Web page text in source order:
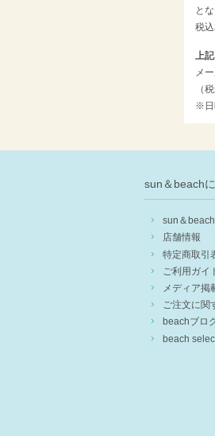
と
税
上
メ
（
※日
sun＆beach
sun＆
店舗情報
特定商取引
ご利用ガイ
メディア掲
ご注文に関
beachブロ
beach